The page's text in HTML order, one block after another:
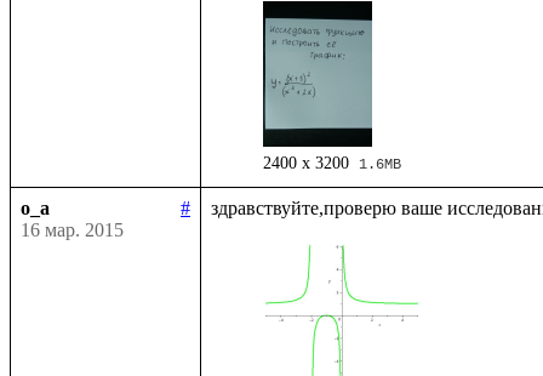
2400 x 3200 1.6MB
o_a
#
16 мар. 2015